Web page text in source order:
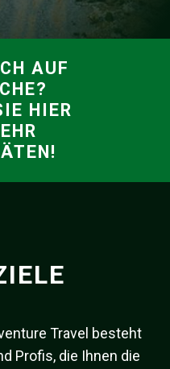
AUF
HIER
Travel besteht
Profis, die Ihnen die